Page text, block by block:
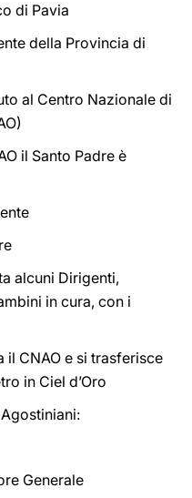
di Pavia
della Provincia di
al Centro Nazionale di
il Santo Padre è
alcuni Dirigenti,
in cura, con i
il CNAO e si trasferisce
in Ciel d’Oro
Generale